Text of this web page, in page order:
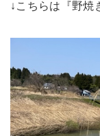
↓こちらは『野焼